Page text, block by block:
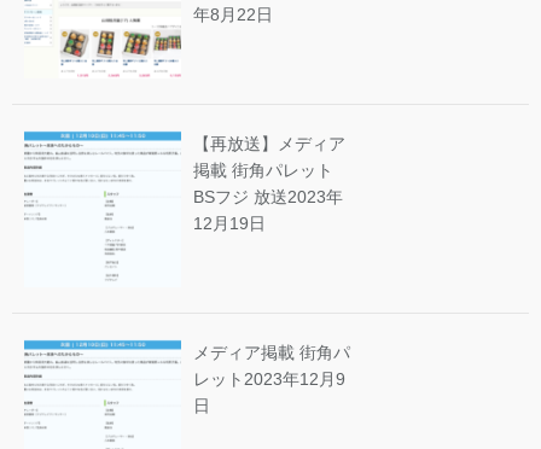
年8月22日
【再放送】メディア
掲載 街角パレット
BSフジ 放送2023年
12月19日
メディア掲載 街角パ
レット2023年12月9
日